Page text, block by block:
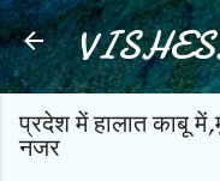
प्रदेश में हालात काबू
नजर